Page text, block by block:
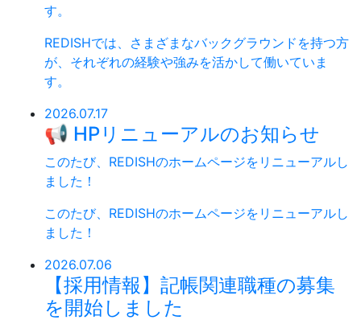
す。
REDISHでは、さまざまなバックグラウンドを持つ方
が、それぞれの経験や強みを活かして働いていま
す。
2026.07.17
📢 HPリニューアルのお知らせ
このたび、REDISHのホームページをリニューアルし
ました！
このたび、REDISHのホームページをリニューアルし
ました！
2026.07.06
【採用情報】記帳関連職種の募集
を開始しました